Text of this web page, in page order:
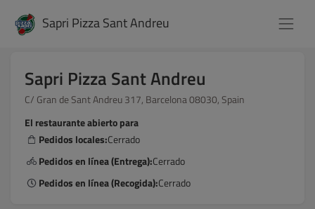
Sapri Pizza Sant Andreu
Sapri Pizza Sant Andreu
C/ Gran de Sant Andreu 317, Barcelona 08030, Spain
El restaurante abierto para
Pedidos locales:Cerrado
Pedidos en línea (Entrega):Cerrado
Pedidos en línea (Recogida):Cerrado